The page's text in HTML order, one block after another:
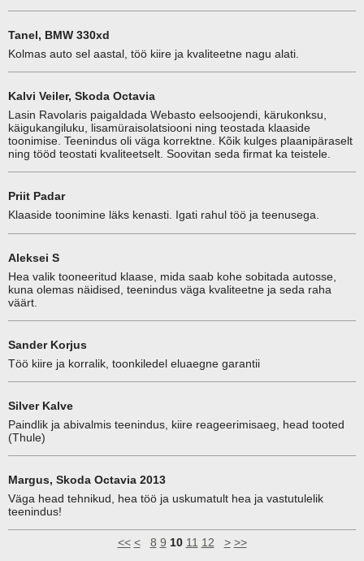
Tanel, BMW 330xd
Kolmas auto sel aastal, töö kiire ja kvaliteetne nagu alati.
Kalvi Veiler, Skoda Octavia
Lasin Ravolaris paigaldada Webasto eelsoojendi, kärukonksu,
käigukangiluku, lisamüraisolatsiooni ning teostada klaaside
toonimise. Teenindus oli väga korrektne. Kõik kulges plaanipäraselt
ning tööd teostati kvaliteetselt. Soovitan seda firmat ka teistele.
Priit Padar
Klaaside toonimine läks kenasti. Igati rahul töö ja teenusega.
Aleksei S
Hea valik tooneeritud klaase, mida saab kohe sobitada autosse,
kuna olemas näidised, teenindus väga kvaliteetne ja seda raha
väärt.
Sander Korjus
Töö kiire ja korralik, toonkiledel eluaegne garantii
Silver Kalve
Paindlik ja abivalmis teenindus, kiire reageerimisaeg, head tooted
(Thule)
Margus, Skoda Octavia 2013
Väga head tehnikud, hea töö ja uskumatult hea ja vastutulelik
teenindus!
<< < 8 9 10 11 12 > >>